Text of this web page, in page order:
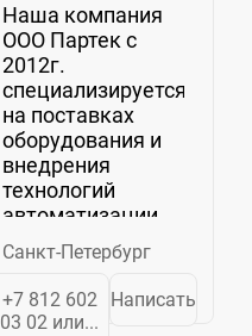
Наша компания
ООО Партек с
2012г.
специализируется
на поставках
оборудования и
внедрения
технологий
автоматизации
для сварки и
резки металла.
Являемся
официальными
Санкт-Петербург
+7 812 602
03 02 или...
Написать